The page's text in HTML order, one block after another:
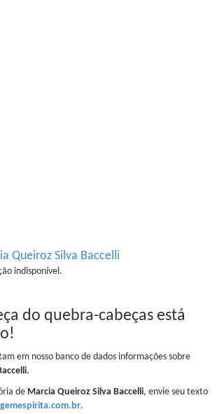
Queiroz Silva Baccelli
indisponível.
do quebra-cabeças está
em nosso banco de dados informações sobre
.
de Marcia Queiroz Silva Baccelli, envie seu texto
.